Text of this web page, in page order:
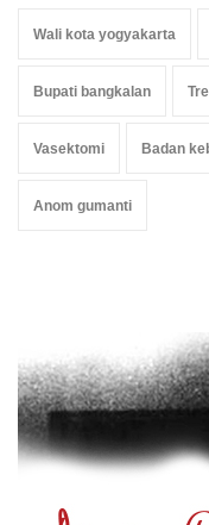
Wali kota yogyakarta
Bupati bangkalan
Vasektomi Badan
Anom gumanti